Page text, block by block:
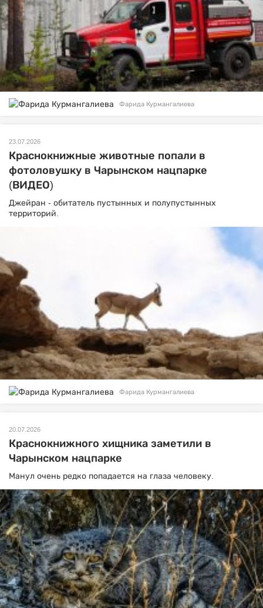
Фарида Курмангалиева
23.07.2026
Краснокнижные животные попали в
фотоловушку в Чарынском нацпарке
(ВИДЕО)
Джейран - обитатель пустынных и полупустынных
территорий.
Фарида Курмангалиева
20.07.2026
Краснокнижного хищника заметили в
Чарынском нацпарке
Манул очень редко попадается на глаза человеку.